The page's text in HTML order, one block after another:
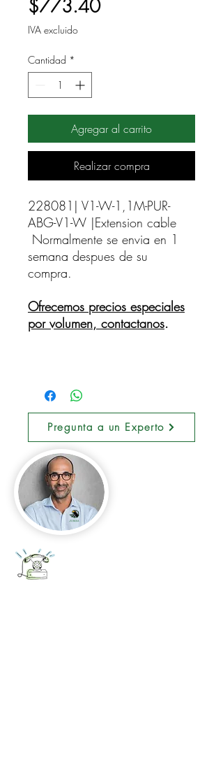
$773.40Precio
IVA excluido
Cantidad *
Agregar al carrito
Realizar compra
228081| V1-W-1,1M-PUR-
ABG-V1-W |Extension cable
Normalmente se envia en 1
semana despues de su
compra.
Ofrecemos precios especiales
por volumen, contactanos.
Pregunta a un Experto